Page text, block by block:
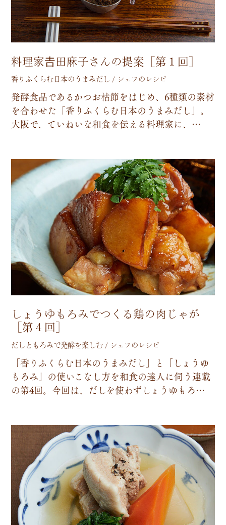
料理家𠮷田麻子さんの提案［第１回］
香りふくらむ日本のうまみだし / シェフのレシピ
発酵食品であ るかつお枯節をは じめ、 6種類の素材
を合わせた 「香 りふ く らむ日本の う まみだ し 」 。
大阪で、 ていねい な和食を伝え る料理家に、 …
しょうゆもろみでつくる鶏の肉じゃが
［第４回］
だしともろみで発酵を楽しむ / シェフのレシピ
「香 りふ く らむ日本の う まみだ し 」 と 「 し ょ う ゆ
も ろみ」 の使いこ な し方を和食の達人に伺 う連載
の第4回。 今回は、 だ しを使わずし ょ う ゆ も ろ…